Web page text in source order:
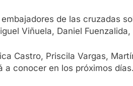
de las cruzadas
Viñuela, Daniel
Castro, Priscila Vargas,
a conocer en los próximos días.